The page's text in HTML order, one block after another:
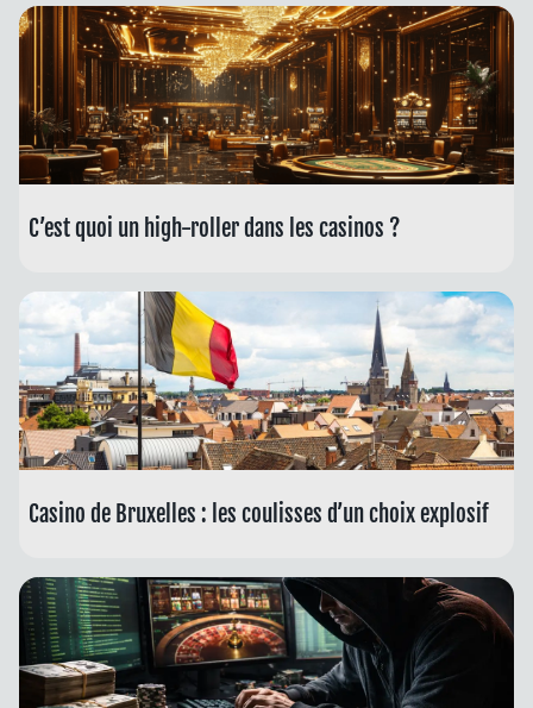
C’est quoi un high-roller dans les casinos ?
Casino de Bruxelles : les coulisses d’un choix explosif